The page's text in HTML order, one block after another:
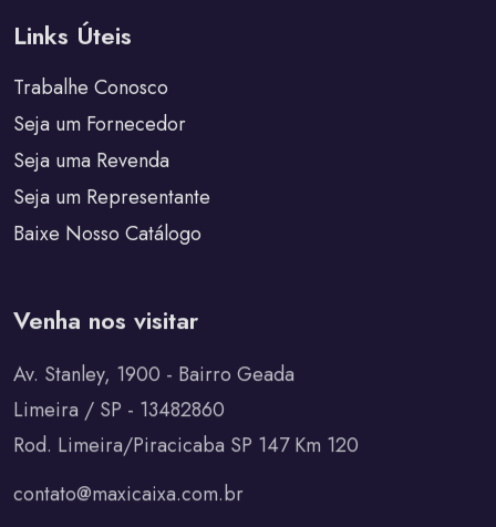
Links Úteis
Trabalhe Conosco
Seja um Fornecedor
Seja uma Revenda
Seja um Representante
Baixe Nosso Catálogo
Venha nos visitar
Av. Stanley, 1900 - Bairro Geada
Limeira / SP - 13482860
Rod. Limeira/Piracicaba SP 147 Km 120
contato@maxicaixa.com.br